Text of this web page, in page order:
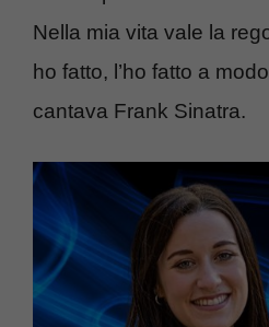
Nella mia vita vale la
ho fatto, l’ho fatto a
cantava Frank Sinatra.